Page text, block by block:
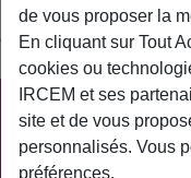
Personne qui a souscrit
en prévoyance auprès
PRATIQUE
ACTUALITÉS
de vous proposer la
En cliquant sur Tout
cookies ou
IRCEM et ses
site et de vous
personnalisés. Vous
préférences.